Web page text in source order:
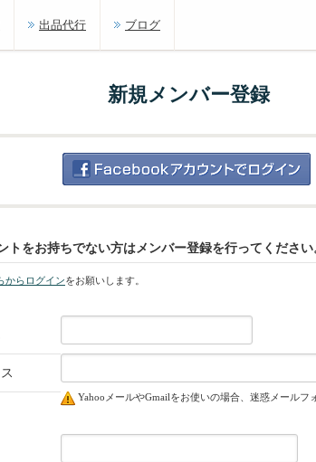
出品代行 ブログ
新規メンバー登録
トをお持ちでない方はメンバー登録を行ってください
からログインをお願いします。
YahooメールやGmailをお使いの場合、迷惑メールフ